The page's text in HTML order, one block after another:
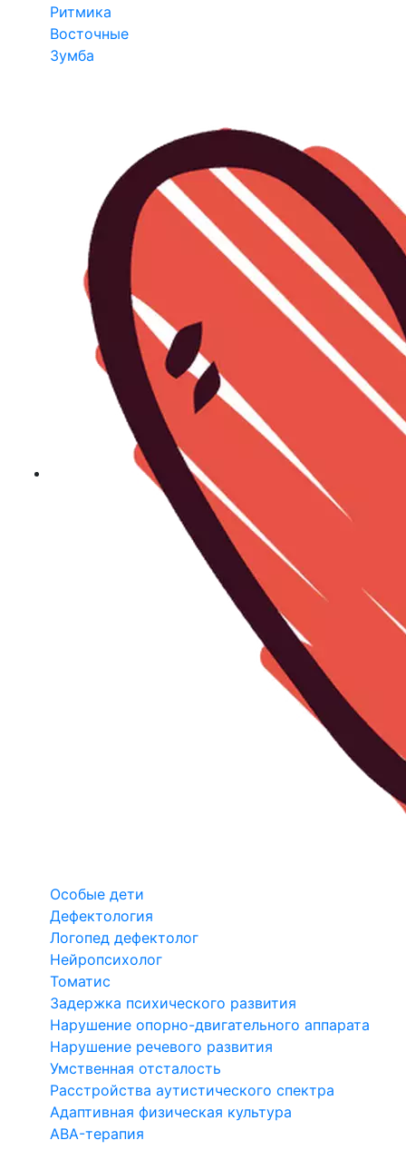
Ритмика
Восточные
Зумба
Особые дети
Дефектология
Логопед дефектолог
Нейропсихолог
Томатис
Задержка психического развития
Нарушение опорно-двигательного аппарата
Нарушение речевого развития
Умственная отсталость
Расстройства аутистического спектра
Адаптивная физическая культура
ABA-терапия